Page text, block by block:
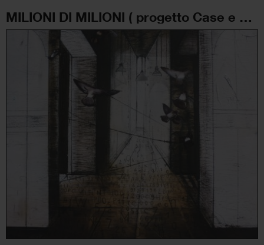
MILIONI DI MILIONI ( progetto Case e case, lo spazio dell’uomo)